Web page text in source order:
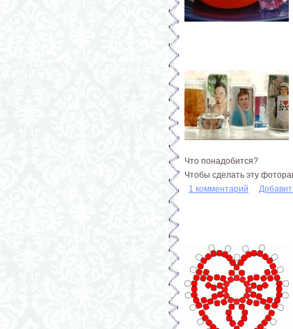
Что понадобится?
Чтобы сделать эту
1 комментарий